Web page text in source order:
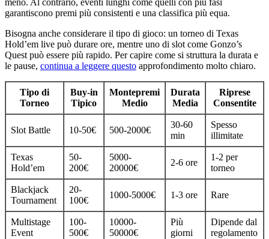
meno. Al contrario, eventi lunghi come quelli con più fasi
garantiscono premi più consistenti e una classifica più equa.
Bisogna anche considerare il tipo di gioco: un torneo di Texas
Hold’em live può durare ore, mentre uno di slot come Gonzo’s
Quest può essere più rapido. Per capire come si struttura la durata e
le pause, continua a leggere questo approfondimento molto chiaro.
Tipo di
Torneo
Buy-in
Tipico
Montepremi
Medio
Durata
Media
Riprese
Consentite
Slot Battle 10-50€ 500-2000€
30-60
min
Spesso
illimitate
Texas
Hold’em
50-
200€
5000-
20000€
2-6 ore
1-2 per
torneo
Blackjack
Tournament
20-
100€
1000-5000€ 1-3 ore Rare
Multistage
Event
100-
500€
10000-
50000€
Più
giorni
Dipende dal
regolamento